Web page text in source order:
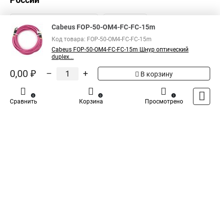
Cabeus FOP-50-OM4-FC-FC-15m
Код товара: FOP-50-OM4-FC-FC-15m
Cabeus FOP-50-OM4-FC-FC-15m Шнур оптический
duplex...
0,00 ₽ – + В корзину
Сравнить
0
Корзина
0
Просмотрено
1